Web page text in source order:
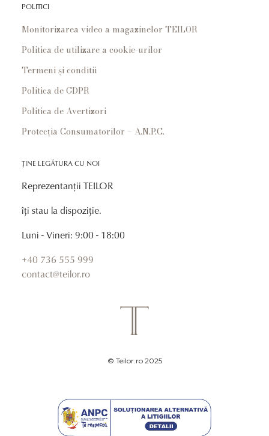
POLITICI
Monitorizarea video a magazinelor TEILOR
Politica de utilizare a cookie-urilor
Termeni și conditii
Politica de GDPR
Politica de Avertizori
Protecția Consumatorilor – A.N.P.C.
ȚINE LEGĂTURA CU NOI
Reprezentanții TEILOR
îți stau la dispoziție.
Luni - Vineri: 9:00 - 18:00
+40 736 555 999
contact@teilor.ro
© Teilor.ro 2025